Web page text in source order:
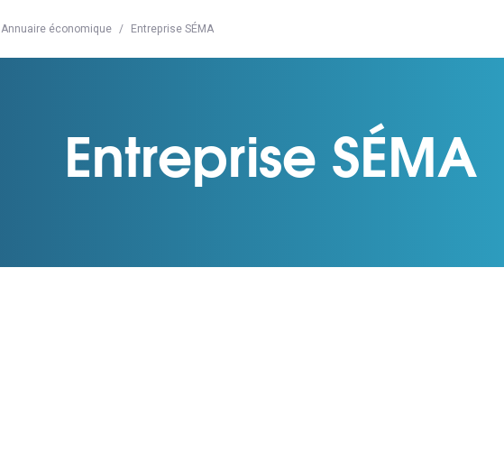
Annuaire économique Entreprise SÉMA
Entreprise SÉMA